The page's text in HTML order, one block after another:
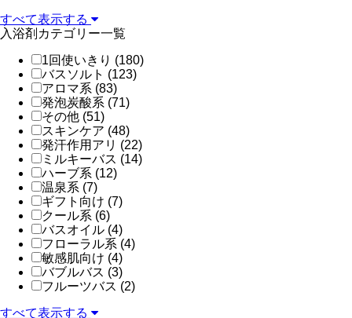
すべて表示する
入浴剤カテゴリー一覧
1回使いきり (180)
バスソルト (123)
アロマ系 (83)
発泡炭酸系 (71)
その他 (51)
スキンケア (48)
発汗作用アリ (22)
ミルキーバス (14)
ハーブ系 (12)
温泉系 (7)
ギフト向け (7)
クール系 (6)
バスオイル (4)
フローラル系 (4)
敏感肌向け (4)
バブルバス (3)
フルーツバス (2)
すべて表示する